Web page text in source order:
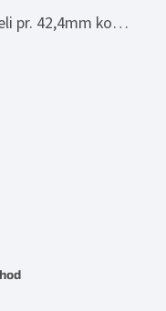
Madlo z nerezové oceli pr. 42,4mm komplet - model 0116 - 3000mm
hvězdiček.